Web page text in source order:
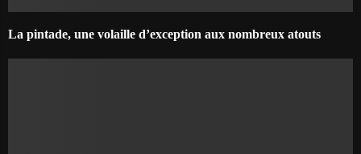
La pintade, une volaille d’exception aux nombreux atouts